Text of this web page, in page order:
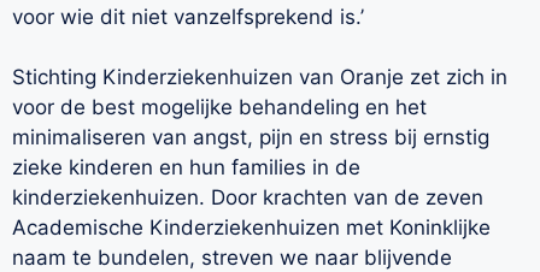
voor wie dit niet vanzelfsprekend is.’
Stichting Kinderziekenhuizen van Oranje zet zich in
voor de best mogelijke behandeling en het
minimaliseren van angst, pijn en stress bij ernstig
zieke kinderen en hun families in de
kinderziekenhuizen. Door krachten van de zeven
Academische Kinderziekenhuizen met Koninklijke
naam te bundelen, streven we naar blijvende